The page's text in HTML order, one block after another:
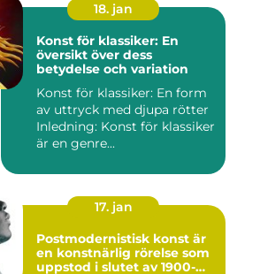
18. jan
Konst för klassiker: En
översikt över dess
betydelse och variation
Konst för klassiker: En form
av uttryck med djupa rötter
Inledning: Konst för klassiker
är en genre...
17. jan
Postmodernistisk konst är
en konstnärlig rörelse som
uppstod i slutet av 1900-